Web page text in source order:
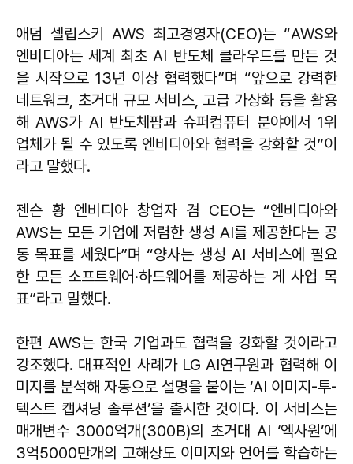
애덤 셀립스키 AWS 최고경영자(CEO)는 “AWS와
엔비디아는 세계 최초 AI 반도체 클라우드를 만든 것
을 시작으로 13년 이상 협력했다”며 “앞으로 강력한
네트워크, 초거대 규모 서비스, 고급 가상화 등을 활용
해 AWS가 AI 반도체팜과 슈퍼컴퓨터 분야에서 1위
업체가 될 수 있도록 엔비디아와 협력을 강화할 것”이
라고 말했다.
젠슨 황 엔비디아 창업자 겸 CEO는 “엔비디아와
AWS는 모든 기업에 저렴한 생성 AI를 제공한다는 공
동 목표를 세웠다”며 “양사는 생성 AI 서비스에 필요
한 모든 소프트웨어·하드웨어를 제공하는 게 사업 목
표”라고 말했다.
한편 AWS는 한국 기업과도 협력을 강화할 것이라고
강조했다. 대표적인 사례가 LG AI연구원과 협력해 이
미지를 분석해 자동으로 설명을 붙이는 ‘AI 이미지-투-
텍스트 캡셔닝 솔루션’을 출시한 것이다. 이 서비스는
매개변수 3000억개(300B)의 초거대 AI ‘엑사원’에
3억5000만개의 고해상도 이미지와 언어를 학습하는